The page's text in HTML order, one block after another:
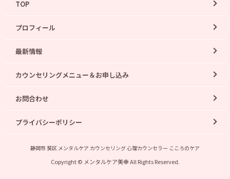
TOP
プロフィール
最新情報
カウンセリングメニュー＆お申し込み
お問合わせ
プライバシーポリシー
静岡市 葵区 メンタルケア カウンセリング 心理カウンセラー こころのケア
Copyright © メンタルケア美幸 All Rights Reserved.